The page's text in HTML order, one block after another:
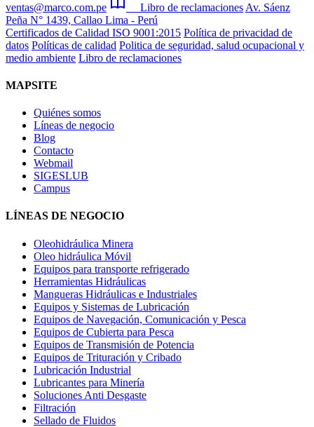
ventas@marco.com.pe
Libro de reclamaciones Av. Sáenz
Peña N° 1439, Callao Lima - Perú
Certificados de Calidad ISO 9001:2015 Política de privacidad de
datos Políticas de calidad Politica de seguridad, salud ocupacional y
medio ambiente Libro de reclamaciones
MAPSITE
Quiénes somos
Líneas de negocio
Blog
Contacto
Webmail
SIGESLUB
Campus
LÍNEAS DE NEGOCIO
Oleohidráulica Minera
Oleo hidráulica Móvil
Equipos para transporte refrigerado
Herramientas Hidráulicas
Mangueras Hidráulicas e Industriales
Equipos y Sistemas de Lubricación
Equipos de Navegación, Comunicación y Pesca
Equipos de Cubierta para Pesca
Equipos de Transmisión de Potencia
Equipos de Trituración y Cribado
Lubricación Industrial
Lubricantes para Minería
Soluciones Anti Desgaste
Filtración
Sellado de Fluidos